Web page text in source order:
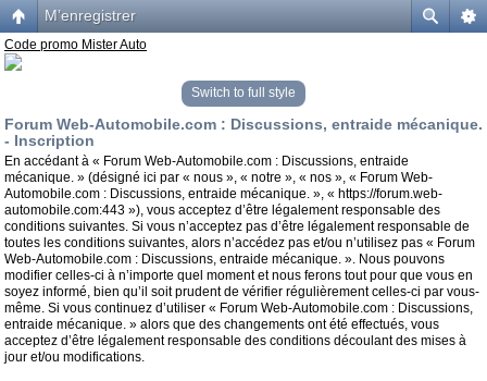
M’enregistrer
Code promo Mister Auto
Switch to full style
Forum Web-Automobile.com : Discussions, entraide mécanique.
- Inscription
En accédant à « Forum Web-Automobile.com : Discussions, entraide
mécanique. » (désigné ici par « nous », « notre », « nos », « Forum Web-
Automobile.com : Discussions, entraide mécanique. », « https://forum.web-
automobile.com:443 »), vous acceptez d’être légalement responsable des
conditions suivantes. Si vous n’acceptez pas d’être légalement responsable de
toutes les conditions suivantes, alors n’accédez pas et/ou n’utilisez pas « Forum
Web-Automobile.com : Discussions, entraide mécanique. ». Nous pouvons
modifier celles-ci à n’importe quel moment et nous ferons tout pour que vous en
soyez informé, bien qu’il soit prudent de vérifier régulièrement celles-ci par vous-
même. Si vous continuez d’utiliser « Forum Web-Automobile.com : Discussions,
entraide mécanique. » alors que des changements ont été effectués, vous
acceptez d’être légalement responsable des conditions découlant des mises à
jour et/ou modifications.